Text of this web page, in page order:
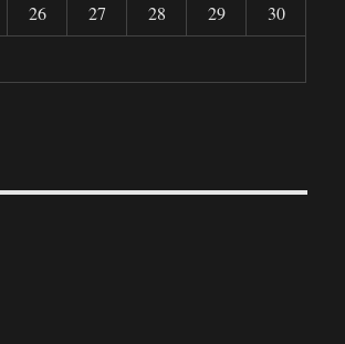
26 27 28 29
30